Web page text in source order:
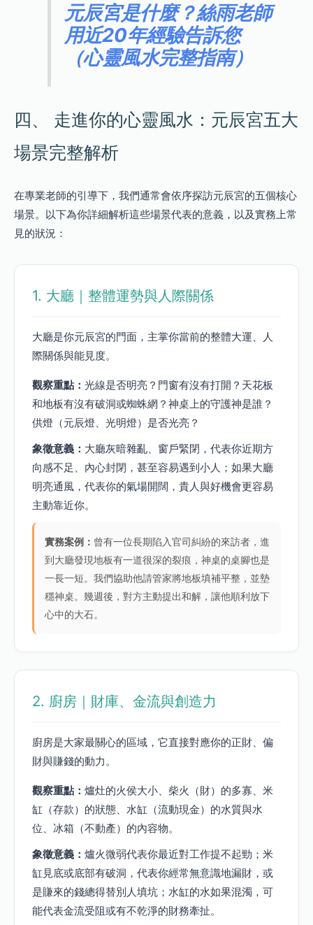
元辰宮是什麼？絲雨老師
用近20年經驗告訴您
（心靈風水完整指南）
四、 走進你的心靈風水：元辰宮五大
場景完整解析
在專業老師的引導下，我們通常會依序探訪元辰宮的五個核心
場景。以下為你詳細解析這些場景代表的意義，以及實務上常
見的狀況：
1. 大廳｜整體運勢與人際關係
大廳是你元辰宮的門面，主掌你當前的整體大運、人
際關係與能見度。
觀察重點： 光線是否明亮？門窗有沒有打開？天花板
和地板有沒有破洞或蜘蛛網？神桌上的守護神是誰？
供燈（元辰燈、光明燈）是否光亮？
象徵意義： 大廳灰暗雜亂、窗戶緊閉，代表你近期方
向感不足、內心封閉，甚至容易遇到小人；如果大廳
明亮通風，代表你的氣場開闊，貴人與好機會更容易
主動靠近你。
實務案例： 曾有一位長期陷入官司糾紛的來訪者，進
到大廳發現地板有一道很深的裂痕，神桌的桌腳也是
一長一短。我們協助他請管家將地板填補平整，並墊
穩神桌。幾週後，對方主動提出和解，讓他順利放下
心中的大石。
2. 廚房｜財庫、金流與創造力
廚房是大家最關心的區域，它直接對應你的正財、偏
財與賺錢的動力。
觀察重點： 爐灶的火侯大小、柴火（財）的多寡、米
缸（存款）的狀態、水缸（流動現金）的水質與水
位、冰箱（不動產）的內容物。
象徵意義： 爐火微弱代表你最近對工作提不起勁；米
缸見底或底部有破洞，代表你經常無意識地漏財，或
是賺來的錢總得替別人填坑；水缸的水如果混濁，可
能代表金流受阻或有不乾淨的財務牽扯。